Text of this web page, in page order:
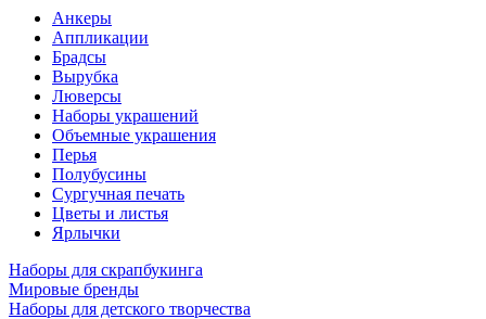
Анкеры
Аппликации
Брадсы
Вырубка
Люверсы
Наборы украшений
Объемные украшения
Перья
Полубусины
Сургучная печать
Цветы и листья
Ярлычки
Наборы для скрапбукинга
Мировые бренды
Наборы для детского творчества